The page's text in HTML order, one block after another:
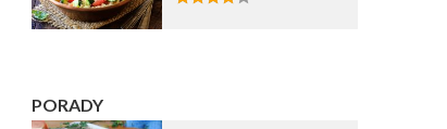
PORADY